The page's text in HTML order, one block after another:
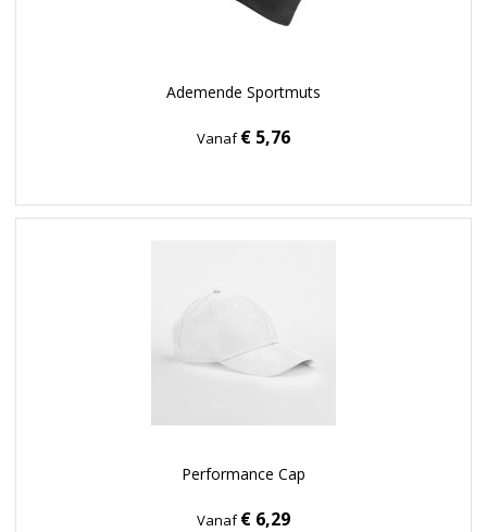
Ademende Sportmuts
Vanaf€ 5,76
Performance Cap
Vanaf€ 6,29